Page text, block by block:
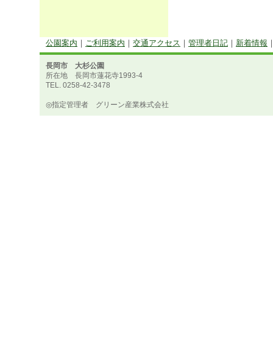
公園案内 ｜ ご利用案内 ｜ 交通アクセス ｜ 管理者日記 ｜ 新着情報
長岡市 大杉公園
所在地 長岡市蓮花寺1993-4
TEL. 0258-42-3478
◎指定管理者 グリーン産業株式会社